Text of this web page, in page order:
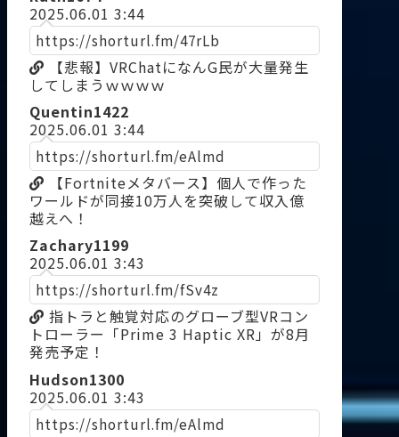
2025.06.01 3:44
https://shorturl.fm/47rLb
【悲報】VRChatになんG民が大量発生
してしまうｗｗｗｗ
Quentin1422
2025.06.01 3:44
https://shorturl.fm/eAlmd
【Fortniteメタバース】個人で作った
ワールドが同接10万人を突破して収入億
越えへ！
Zachary1199
2025.06.01 3:43
https://shorturl.fm/fSv4z
指トラと触覚対応のグローブ型VRコン
トローラー「Prime 3 Haptic XR」が8月
発売予定！
Hudson1300
2025.06.01 3:43
https://shorturl.fm/eAlmd